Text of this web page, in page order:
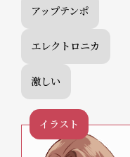
アップテンポ
エレクトロニカ
激しい
イラスト